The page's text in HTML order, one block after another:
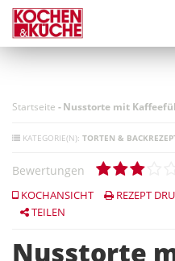
Direkt
zum
Inhalt
Startseite -Nusstorte mit
KATEGORIE(N): TORTEN &
Bewertungen
KOCHANSICHT REZEPT
TEILEN
Nusstorte